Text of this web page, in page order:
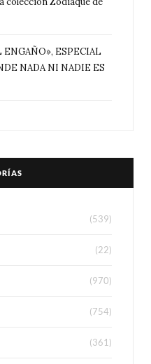
ENGAÑO», ESPECIAL
NADA NI NADIE ES
(539)
(22)
(970)
(754)
(361)